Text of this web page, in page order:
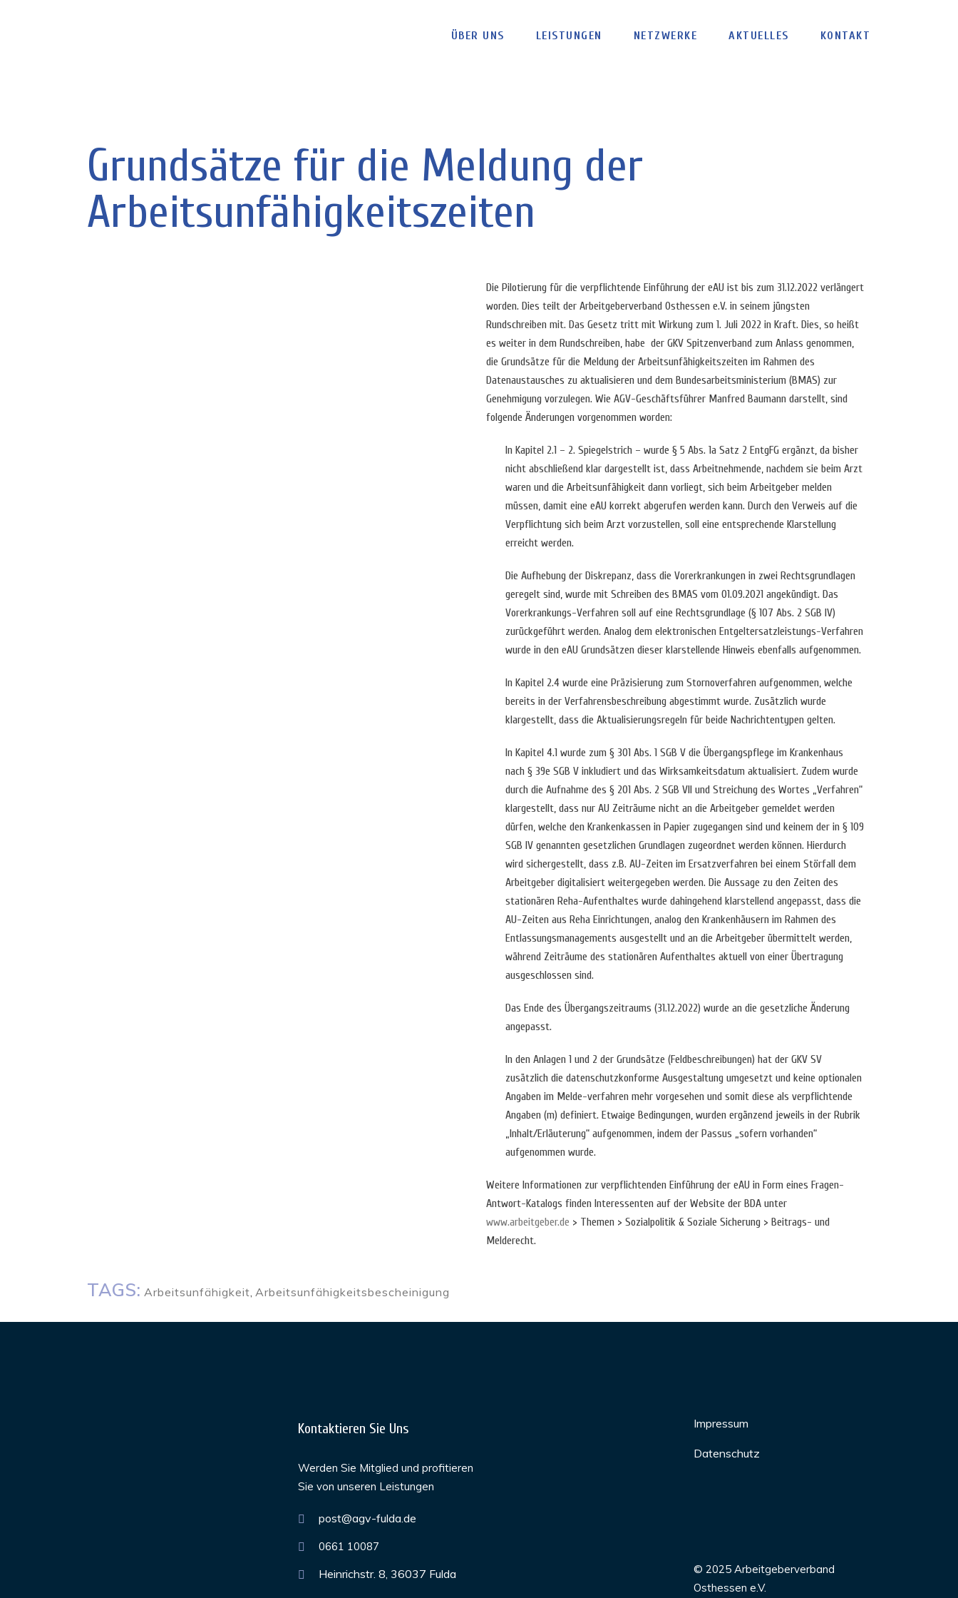
ÜBER UNS LEISTUNGEN NETZWERKE AKTUELLES KONTAKT
Grundsätze für die Meldung der
Arbeitsunfähigkeitszeiten
Die Pilotierung für die verpflichtende Einführung der eAU ist bis zum 31.12.2022 verlängert
worden. Dies teilt der Arbeitgeberverband Osthessen e.V. in seinem jüngsten
Rundschreiben mit. Das Gesetz tritt mit Wirkung zum 1. Juli 2022 in Kraft. Dies, so heißt
es weiter in dem Rundschreiben, habe der GKV Spitzenverband zum Anlass genommen,
die Grundsätze für die Meldung der Arbeitsunfähigkeitszeiten im Rahmen des
Datenaustausches zu aktualisieren und dem Bundesarbeitsministerium (BMAS) zur
Genehmigung vorzulegen. Wie AGV-Geschäftsführer Manfred Baumann darstellt, sind
folgende Änderungen vorgenommen worden:
In Kapitel 2.1 – 2. Spiegelstrich – wurde § 5 Abs. 1a Satz 2 EntgFG ergänzt, da bisher
nicht abschließend klar dargestellt ist, dass Arbeitnehmende, nachdem sie beim Arzt
waren und die Arbeitsunfähigkeit dann vorliegt, sich beim Arbeitgeber melden
müssen, damit eine eAU korrekt abgerufen werden kann. Durch den Verweis auf die
Verpflichtung sich beim Arzt vorzustellen, soll eine entsprechende Klarstellung
erreicht werden.
Die Aufhebung der Diskrepanz, dass die Vorerkrankungen in zwei Rechtsgrundlagen
geregelt sind, wurde mit Schreiben des BMAS vom 01.09.2021 angekündigt. Das
Vorerkrankungs-Verfahren soll auf eine Rechtsgrundlage (§ 107 Abs. 2 SGB IV)
zurückgeführt werden. Analog dem elektronischen Entgeltersatzleistungs-Verfahren
wurde in den eAU Grundsätzen dieser klarstellende Hinweis ebenfalls aufgenommen.
In Kapitel 2.4 wurde eine Präzisierung zum Stornoverfahren aufgenommen, welche
bereits in der Verfahrensbeschreibung abgestimmt wurde. Zusätzlich wurde
klargestellt, dass die Aktualisierungsregeln für beide Nachrichtentypen gelten.
In Kapitel 4.1 wurde zum § 301 Abs. 1 SGB V die Übergangspflege im Krankenhaus
nach § 39e SGB V inkludiert und das Wirksamkeitsdatum aktualisiert. Zudem wurde
durch die Aufnahme des § 201 Abs. 2 SGB VII und Streichung des Wortes „Verfahren“
klargestellt, dass nur AU Zeiträume nicht an die Arbeitgeber gemeldet werden
dürfen, welche den Krankenkassen in Papier zugegangen sind und keinem der in § 109
SGB IV genannten gesetzlichen Grundlagen zugeordnet werden können. Hierdurch
wird sichergestellt, dass z.B. AU-Zeiten im Ersatzverfahren bei einem Störfall dem
Arbeitgeber digitalisiert weitergegeben werden. Die Aussage zu den Zeiten des
stationären Reha-Aufenthaltes wurde dahingehend klarstellend angepasst, dass die
AU-Zeiten aus Reha Einrichtungen, analog den Krankenhäusern im Rahmen des
Entlassungsmanagements ausgestellt und an die Arbeitgeber übermittelt werden,
während Zeiträume des stationären Aufenthaltes aktuell von einer Übertragung
ausgeschlossen sind.
Das Ende des Übergangszeitraums (31.12.2022) wurde an die gesetzliche Änderung
angepasst.
In den Anlagen 1 und 2 der Grundsätze (Feldbeschreibungen) hat der GKV SV
zusätzlich die datenschutzkonforme Ausgestaltung umgesetzt und keine optionalen
Angaben im Melde-verfahren mehr vorgesehen und somit diese als verpflichtende
Angaben (m) definiert. Etwaige Bedingungen, wurden ergänzend jeweils in der Rubrik
„Inhalt/Erläuterung“ aufgenommen, indem der Passus „sofern vorhanden“
aufgenommen wurde.
Weitere Informationen zur verpflichtenden Einführung der eAU in Form eines Fragen-
Antwort-Katalogs finden Interessenten auf der Website der BDA unter
www.arbeitgeber.de > Themen > Sozialpolitik & Soziale Sicherung > Beitrags- und
Melderecht.
TAGS: Arbeitsunfähigkeit, Arbeitsunfähigkeitsbescheinigung
Kontaktieren Sie Uns
Werden Sie Mitglied und profitieren
Sie von unseren Leistungen
post@agv-fulda.de
0661 10087
Heinrichstr. 8, 36037 Fulda
Impressum
Datenschutz
© 2025 Arbeitgeberverband
Osthessen e.V.